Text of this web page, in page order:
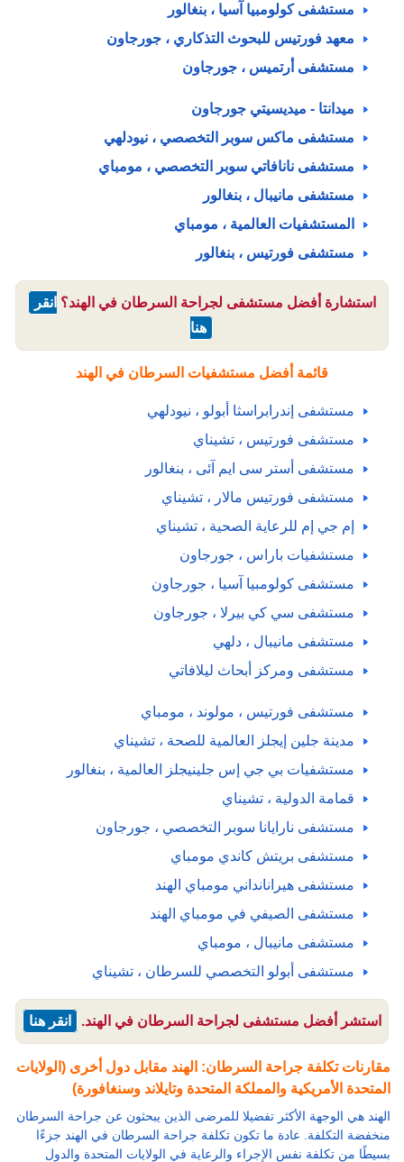
مستشفى كولومبيا آسيا ، بنغالور
معهد فورتيس للبحوث التذكاري ، جورجاون
مستشفى أرتميس ، جورجاون
ميدانتا - ميديسيتي جورجاون
مستشفى ماكس سوبر التخصصي ، نيودلهي
مستشفى نانافاتي سوبر التخصصي ، مومباي
مستشفى مانيبال ، بنغالور
المستشفيات العالمية ، مومباي
مستشفى فورتيس ، بنغالور
استشارة أفضل مستشفى لجراحة السرطان في الهند؟ انقر
هنا
قائمة أفضل مستشفيات السرطان في الهند
مستشفى إندرابراسثا أبولو ، نيودلهي
مستشفى فورتيس ، تشيناي
مستشفى أستر سی ایم آئی ، بنغالور
مستشفى فورتيس مالار ، تشيناي
إم جي إم للرعاية الصحية ، تشيناي
مستشفيات باراس ، جورجاون
مستشفى كولومبيا آسيا ، جورجاون
مستشفى سي كي بيرلا ، جورجاون
مستشفى مانيبال ، دلهي
مستشفى ومركز أبحاث ليلافاتي
مستشفى فورتيس ، مولوند ، مومباي
مدينة جلين إيجلز العالمية للصحة ، تشيناي
مستشفيات بي جي إس جلينيجلز العالمية ، بنغالور
قمامة الدولية ، تشيناي
مستشفى نارايانا سوبر التخصصي ، جورجاون
مستشفى بريتش كاندي مومباي
مستشفى هيرانانداني مومباي الهند
مستشفى الصيفي في مومباي الهند
مستشفى مانيبال ، مومباي
مستشفى أبولو التخصصي للسرطان ، تشيناي
استشر أفضل مستشفى لجراحة السرطان في الهند. انقر هنا
مقارنات تكلفة جراحة السرطان: الهند مقابل دول أخرى (الولايات
المتحدة الأمريكية والمملكة المتحدة وتايلاند وسنغافورة)
الهند هي الوجهة الأكثر تفضيلا للمرضى الذين يبحثون عن جراحة السرطان
منخفضة التكلفة. عادة ما تكون تكلفة جراحة السرطان في الهند جزءًا
بسيطًا من تكلفة نفس الإجراء والرعاية في الولايات المتحدة والدول